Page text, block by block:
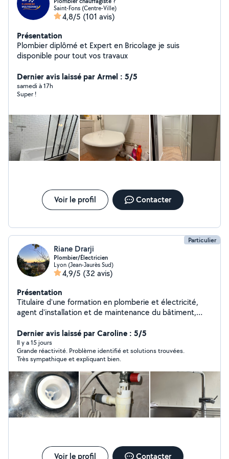
Saint-Fons (Centre-Ville)
4,8/5 (101 avis)
Présentation
Plombier diplômé et Expert en Bricolage je suis
disponible pour tout vos travaux
Dernier avis laissé par Armel : 5/5
samedi à 17h
Super !
Voir le profil Contacter
Particulier
Riane Drarji
Plombier/Électricien
Lyon (Jean-Jaurès Sud)
4,9/5 (32 avis)
Présentation
Titulaire d'une formation en plomberie et électricité,
agent d'installation et de maintenance du bâtiment,
quotidien avec des prix arrangeants. N'hésitez pas à me
contacter ! P.S : Plusieurs clients me contactent en
étant hors de mon champ d'action permit par
l'application je ne peux donc pas vous répondre.. veuillez
passer par mon numéro de téléphone directement !
Merci d'avance, si vous n'avez pas de réponse ici c'est
que je ne peux tout simplement pas vous répondre à
cause de l'application..
Dernier avis laissé par Caroline : 5/5
Il y a 15 jours
Grande réactivité. Problème identifié et solutions trouvées.
Très sympathique et expliquant bien.
Voir le profil Contacter